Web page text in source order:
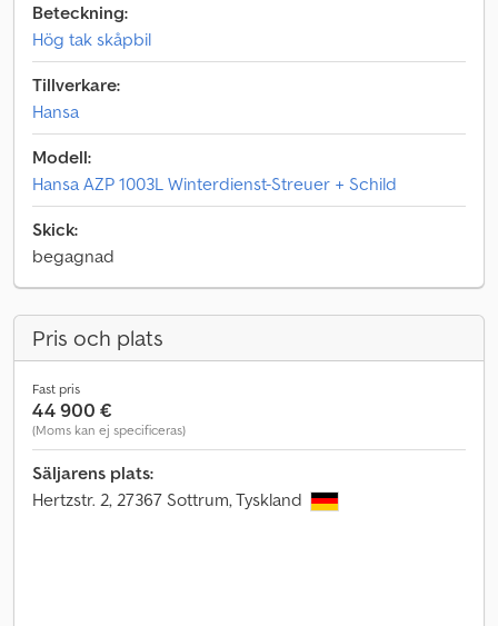
Beteckning:
Hög tak skåpbil
Tillverkare:
Hansa
Modell:
Hansa AZP 1003L Winterdienst-Streuer + Schild
Skick:
begagnad
Pris och plats
Fast pris
44 900 €
(Moms kan ej specificeras)
Säljarens plats:
Hertzstr. 2, 27367 Sottrum, Tyskland